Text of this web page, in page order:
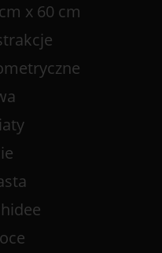
x 60 cm